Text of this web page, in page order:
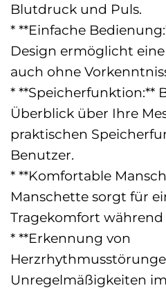
Blutdruck und Puls.
* **Einfache
Design ermöglicht
auch ohne
* **Speicherfunktion:**
Überblick über Ihre
praktischen
Benutzer.
* **Komfortable
Manschette sorgt für
Tragekomfort während
* **Erkennung von
Unregelmäßigkeiten